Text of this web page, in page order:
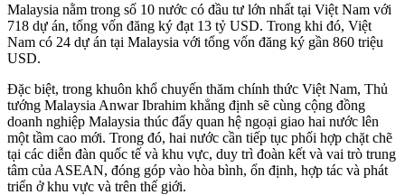
Malaysia nằm trong số 10 nước có đầu tư lớn nhất tại Việt Nam với
718 dự án, tổng vốn đăng ký đạt 13 tỷ USD. Trong khi đó, Việt
Nam có 24 dự án tại Malaysia với tổng vốn đăng ký gần 860 triệu
USD.
Đặc biệt, trong khuôn khổ chuyến thăm chính thức Việt Nam, Thủ
tướng Malaysia Anwar Ibrahim khẳng định sẽ cùng cộng đồng
doanh nghiệp Malaysia thúc đẩy quan hệ ngoại giao hai nước lên
một tầm cao mới. Trong đó, hai nước cần tiếp tục phối hợp chặt chẽ
tại các diễn đàn quốc tế và khu vực, duy trì đoàn kết và vai trò trung
tâm của ASEAN, đóng góp vào hòa bình, ổn định, hợp tác và phát
triển ở khu vực và trên thế giới.